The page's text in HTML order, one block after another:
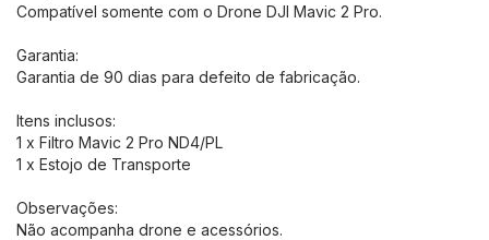
Compatível somente com o Drone DJI Mavic 2 Pro.
Garantia:
Garantia de 90 dias para defeito de fabricação.
Itens inclusos:
1 x Filtro Mavic 2 Pro ND4/PL
1 x Estojo de Transporte
Observações:
Não acompanha drone e acessórios.